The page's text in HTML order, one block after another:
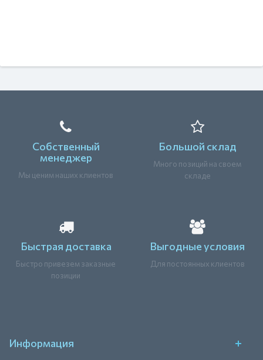
Собственный
менеджер
Мы ценим наших клиентов
Большой склад
Много позиций на своем
складе
Быстрая доставка
Быстро привезем заказные
позиции
Выгодные условия
Для постоянных клиентов
Информация